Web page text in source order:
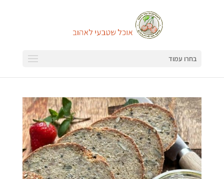
בחרו עמוד